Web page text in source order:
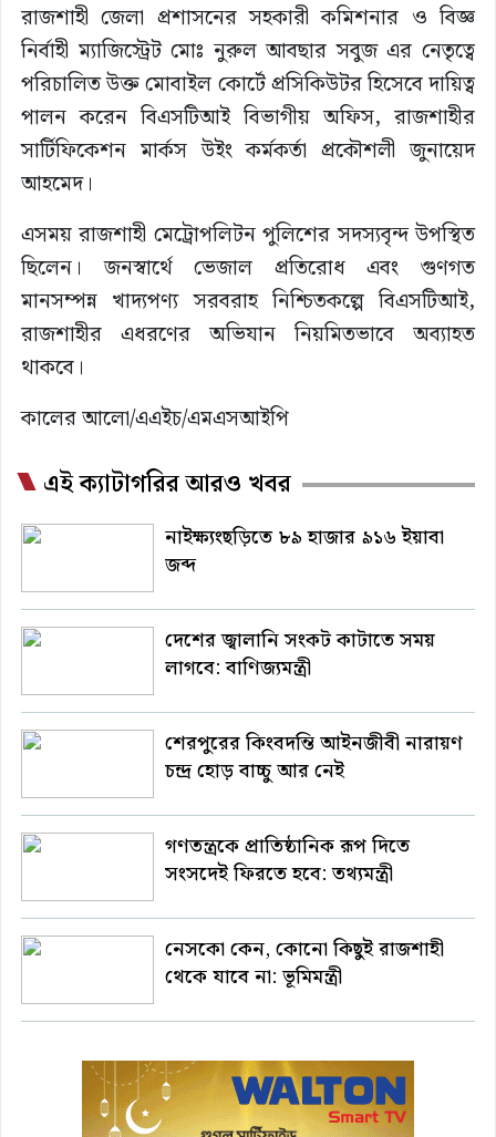
রাজশাহী জেলা প্রশাসনের সহকারী কমিশনার ও বিজ্ঞ
নির্বাহী ম্যাজিস্ট্রেট মোঃ নুরুল আবছার সবুজ এর নেতৃত্বে
পরিচালিত উক্ত মোবাইল কোর্টে প্রসিকিউটর হিসেবে দায়িত্ব
পালন করেন বিএসটিআই বিভাগীয় অফিস, রাজশাহীর
সার্টিফিকেশন মার্কস উইং কর্মকর্তা প্রকৌশলী জুনায়েদ
আহমেদ।
এসময় রাজশাহী মেট্রোপলিটন পুলিশের সদস্যবৃন্দ উপস্থিত
ছিলেন। জনস্বার্থে ভেজাল প্রতিরোধ এবং গুণগত
মানসম্পন্ন খাদ্যপণ্য সরবরাহ নিশ্চিতকল্পে বিএসটিআই,
রাজশাহীর এধরণের অভিযান নিয়মিতভাবে অব্যাহত
থাকবে।
কালের আলো/এএইচ/এমএসআইপি
এই ক্যাটাগরির আরও খবর
নাইক্ষ্যংছড়িতে ৮৯ হাজার ৯১৬ ইয়াবা
জব্দ
দেশের জ্বালানি সংকট কাটাতে সময়
লাগবে: বাণিজ্যমন্ত্রী
শেরপুরের কিংবদন্তি আইনজীবী নারায়ণ
চন্দ্র হোড় বাচ্চু আর নেই
গণতন্ত্রকে প্রাতিষ্ঠানিক রূপ দিতে
সংসদেই ফিরতে হবে: তথ্যমন্ত্রী
নেসকো কেন, কোনো কিছুই রাজশাহী
থেকে যাবে না: ভূমিমন্ত্রী